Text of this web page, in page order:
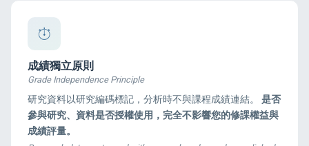
成績獨立原則
Grade Independence Principle
研究資料以研究編碼標記，分析時不與課程成績連結。 是否
參與研究、資料是否授權使用，完全不影響您的修課權益與
成績評量。